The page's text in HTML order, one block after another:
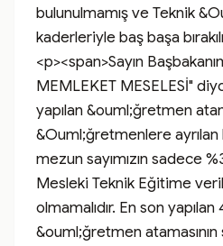
bulunulmamış ve Teknik
kaderleriyle baş başa
<p><span>Sayın
MEMLEKET MESELESİ"
yapılan &ouml;ğretmen
&Ouml;ğretmenlere ayrılan
mezun sayımızın sadece
Mesleki Teknik Eğitime
olmamalıdır. En son
&ouml;ğretmen